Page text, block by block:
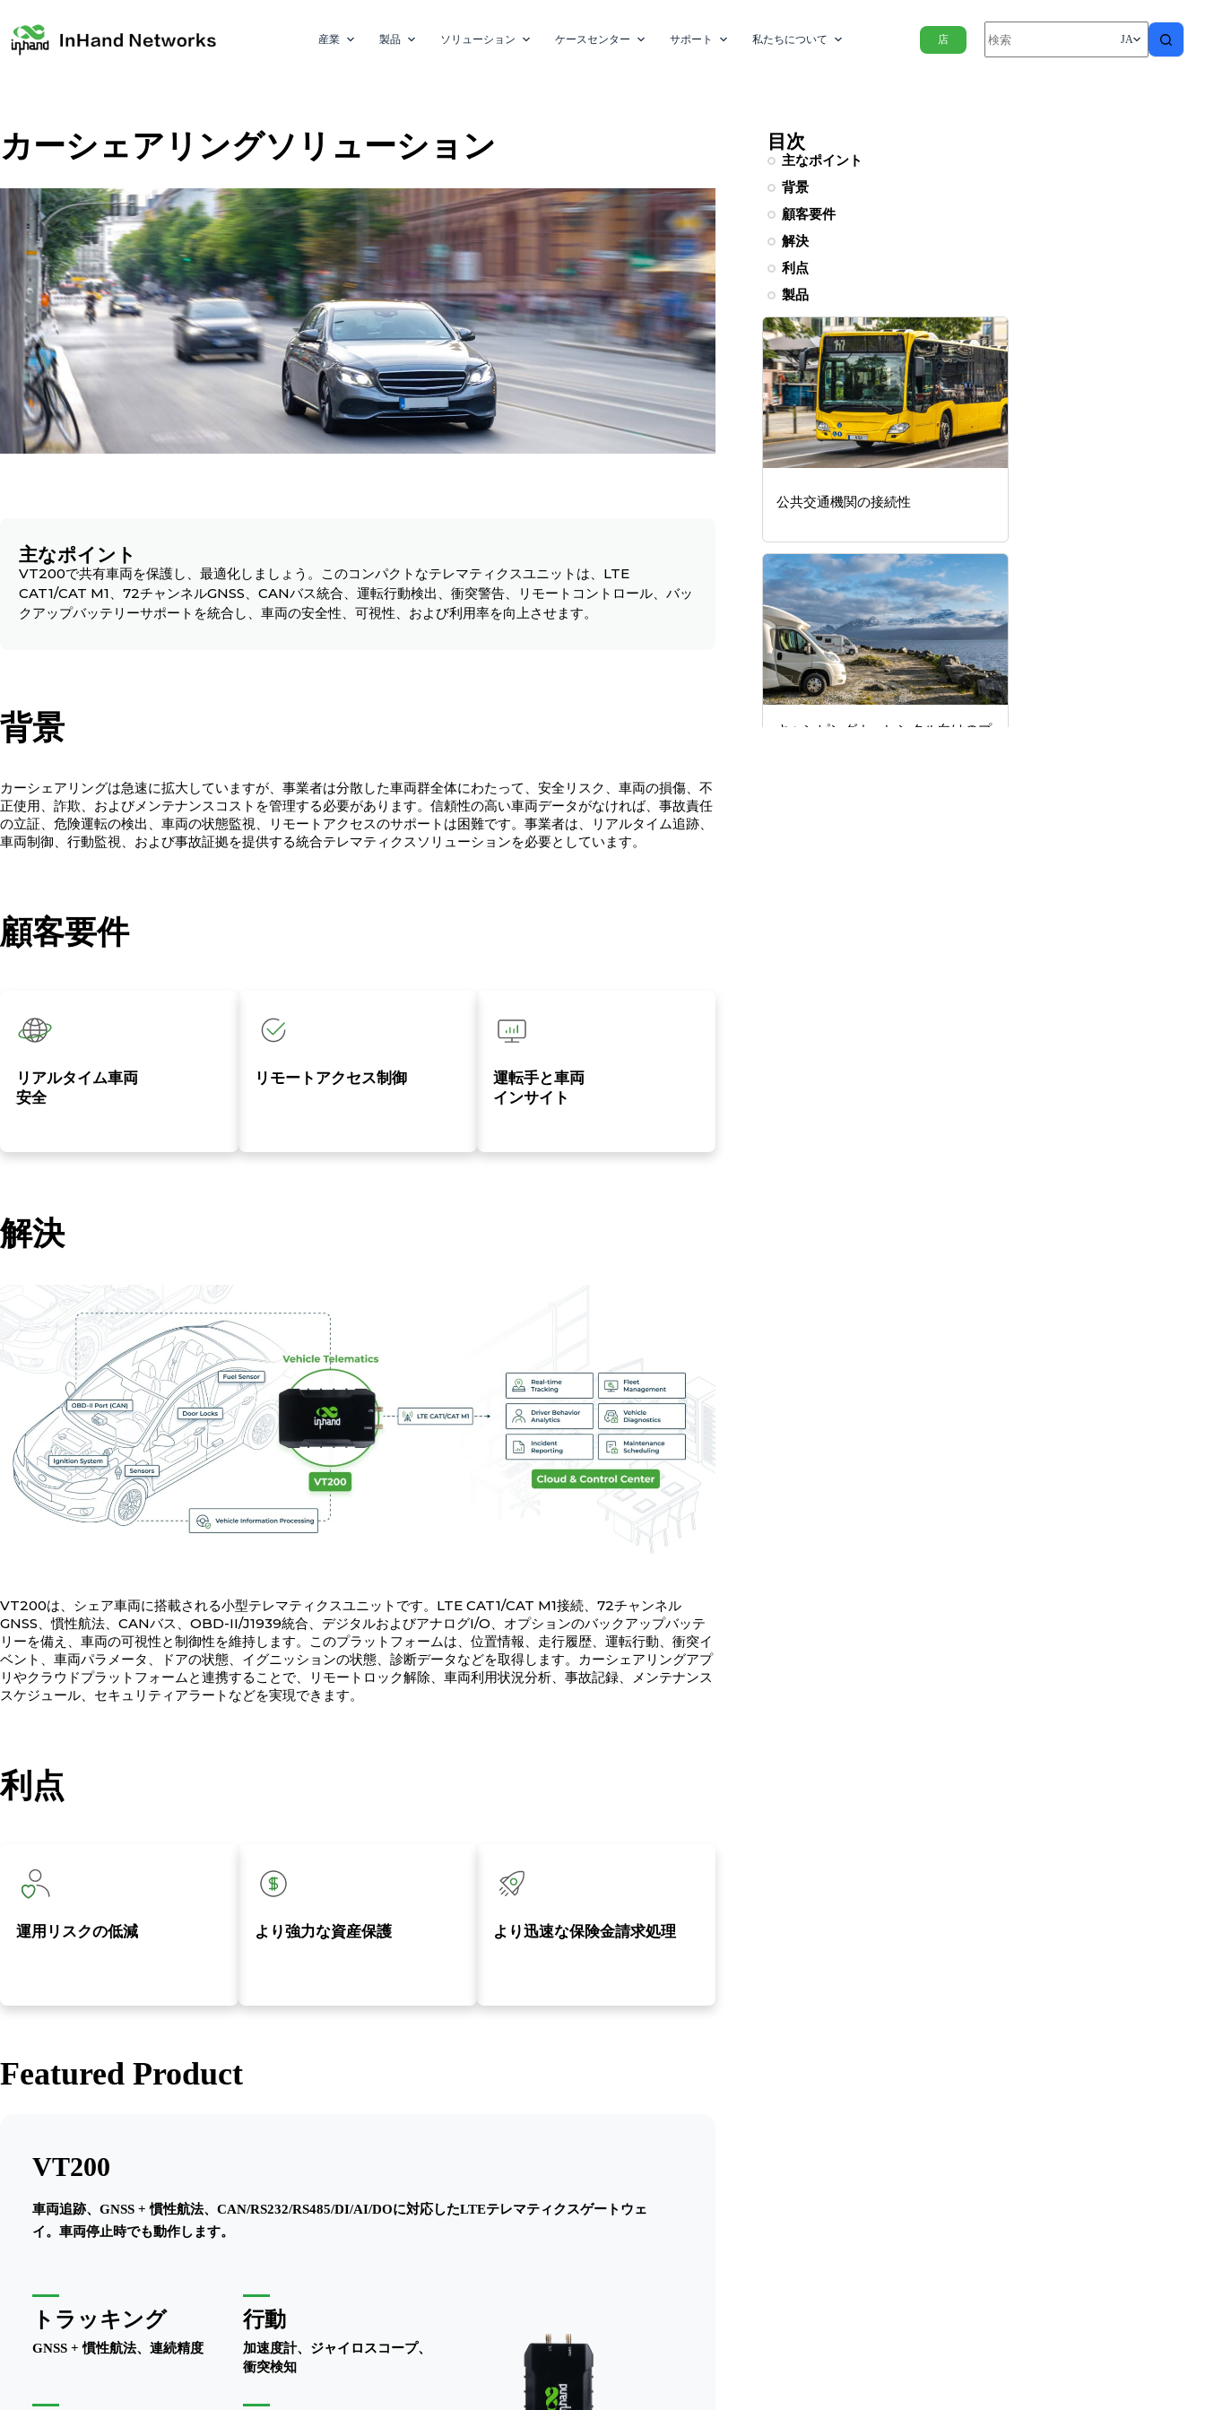
産業 製品 ソリューション ケースセンター サポート 私たちについて 店 JA
カーシェアリングソリューション
主なポイント
VT200で共有車両を保護し、最適化しましょう。このコンパクトなテレマティクスユニットは、LTE
CAT1/CAT M1、72チャンネルGNSS、CANバス統合、運転行動検出、衝突警告、リモートコントロール、バッ
クアップバッテリーサポートを統合し、車両の安全性、可視性、および利用率を向上させます。
背景
カーシェアリングは急速に拡大していますが、事業者は分散した車両群全体にわたって、安全リスク、車両の損傷、不
正使用、詐欺、およびメンテナンスコストを管理する必要があります。信頼性の高い車両データがなければ、事故責任
の立証、危険運転の検出、車両の状態監視、リモートアクセスのサポートは困難です。事業者は、リアルタイム追跡、
車両制御、行動監視、および事故証拠を提供する統合テレマティクスソリューションを必要としています。
顧客要件
リアルタイム車両
安全
リモートアクセス制御
運転手と車両
インサイト
解決
VT200は、シェア車両に搭載される小型テレマティクスユニットです。LTE CAT1/CAT M1接続、72チャンネル
GNSS、慣性航法、CANバス、OBD-II/J1939統合、デジタルおよびアナログI/O、オプションのバックアップバッテ
リーを備え、車両の可視性と制御性を維持します。このプラットフォームは、位置情報、走行履歴、運転行動、衝突イ
ベント、車両パラメータ、ドアの状態、イグニッションの状態、診断データなどを取得します。カーシェアリングアプ
リやクラウドプラットフォームと連携することで、リモートロック解除、車両利用状況分析、事故記録、メンテナンス
スケジュール、セキュリティアラートなどを実現できます。
利点
運用リスクの低減 より強力な資産保護 より迅速な保険金請求処理
Featured Product
VT200
車両追跡、GNSS + 慣性航法、CAN/RS232/RS485/DI/AI/DOに対応したLTEテレマティクスゲートウェ
イ。車両停止時でも動作します。
トラッキング
GNSS + 慣性航法、連続精度
行動
加速度計、ジャイロスコープ、
衝突検知
目次
主なポイント
背景
顧客要件
解決
利点
製品
公共交通機関の接続性
キャンピングカーレンタル向けのプ